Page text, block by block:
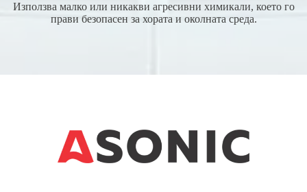
Използва малко или никакви агресивни химикали, което го
прави безопасен за хората и околната среда.